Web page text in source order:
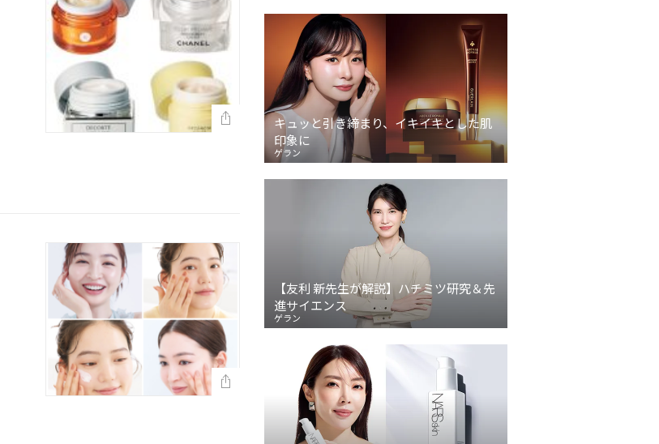
キュッと引き締まり、イキイキとした肌
印象に
ゲラン
【友利 新先生が解説】ハチミツ研究＆先
進サイエンス
ゲラン